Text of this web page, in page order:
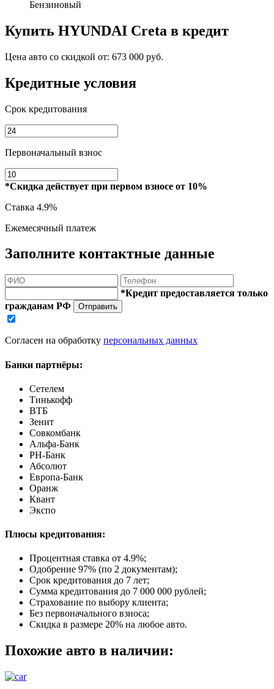
Бензиновый
Купить HYUNDAI Creta в кредит
Цена авто со скидкой от: 673 000 руб.
Кредитные условия
Срок кредитования
Первоначальный взнос
*Скидка действует при первом взносе от 10%
Ставка 4.9%
Ежемесячный платеж
Заполните контактные данные
*Кредит предоставляется только
гражданам РФ
Отправить
Согласен на обработку персональных данных
Банки партнёры:
Сетелем
Тинькофф
ВТБ
Зенит
Совкомбанк
Альфа-Банк
РН-Банк
Абсолют
Европа-Банк
Оранж
Квант
Экспо
Плюсы кредитования:
Процентная ставка от 4.9%;
Одобрение 97% (по 2 документам);
Срок кредитования до 7 лет;
Сумма кредитования до 7 000 000 рублей;
Страхование по выбору клиента;
Без первоначального взноса;
Скидка в размере 20% на любое авто.
Похожие авто в наличии: